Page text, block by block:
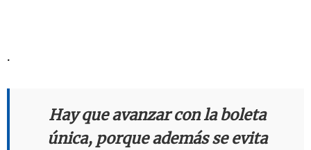
.
Hay que avanzar con la boleta
única, porque además se evita